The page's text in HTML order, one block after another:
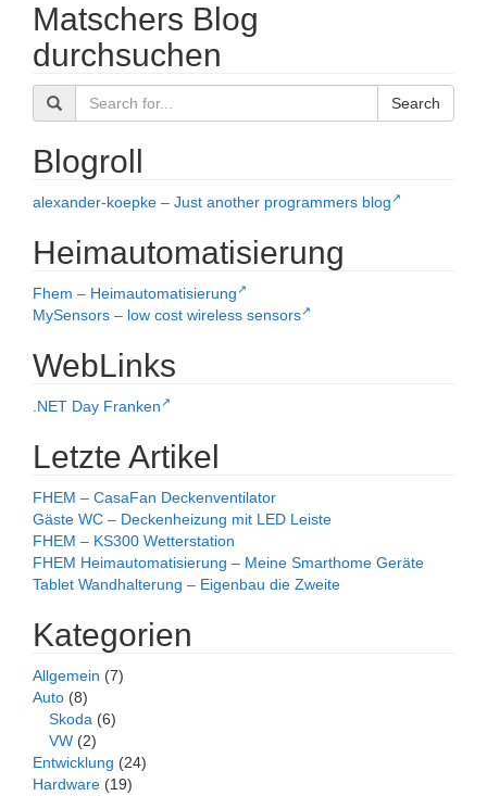
Matschers Blog
durchsuchen
Search
Blogroll
alexander-koepke – Just another programmers blog
Heimautomatisierung
Fhem – Heimautomatisierung
MySensors – low cost wireless sensors
WebLinks
.NET Day Franken
Letzte Artikel
FHEM – CasaFan Deckenventilator
Gäste WC – Deckenheizung mit LED Leiste
FHEM – KS300 Wetterstation
FHEM Heimautomatisierung – Meine Smarthome Geräte
Tablet Wandhalterung – Eigenbau die Zweite
Kategorien
Allgemein (7)
Auto (8)
Skoda (6)
VW (2)
Entwicklung (24)
Hardware (19)